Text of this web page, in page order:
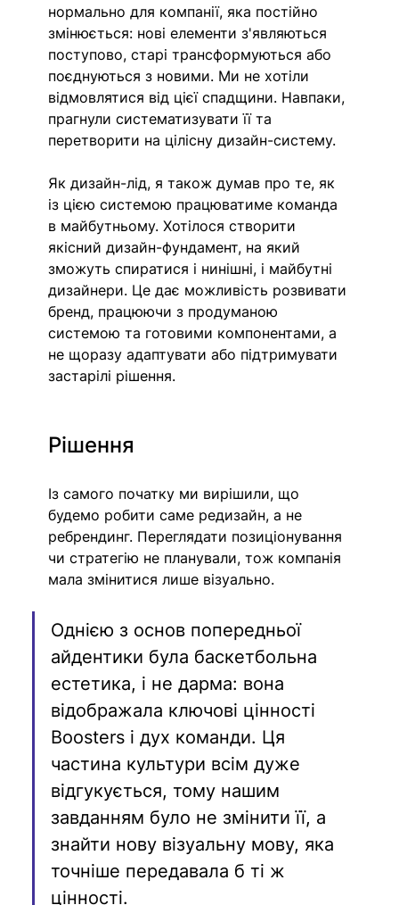
нормально для компанії, яка постійно
змінюється: нові елементи з'являються
поступово, старі трансформуються або
поєднуються з новими. Ми не хотіли
відмовлятися від цієї спадщини. Навпаки,
прагнули систематизувати її та
перетворити на цілісну дизайн-систему.
Як дизайн-лід, я також думав про те, як
із цією системою працюватиме команда
в майбутньому. Хотілося створити
якісний дизайн-фундамент, на який
зможуть спиратися і нинішні, і майбутні
дизайнери. Це дає можливість розвивати
бренд, працюючи з продуманою
системою та готовими компонентами, а
не щоразу адаптувати або підтримувати
застарілі рішення.
Рішення
Із самого початку ми вирішили, що
будемо робити саме редизайн, а не
ребрендинг. Переглядати позиціонування
чи стратегію не планували, тож компанія
мала змінитися лише візуально.
Однією з основ попередньої
айдентики була баскетбольна
естетика, і не дарма: вона
відображала ключові цінності
Boosters і дух команди. Ця
частина культури всім дуже
відгукується, тому нашим
завданням було не змінити її, а
знайти нову візуальну мову, яка
точніше передавала б ті ж
цінності.